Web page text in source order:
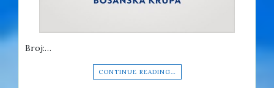
Broj:…
CONTINUE READING…